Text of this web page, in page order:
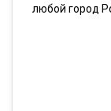
любой город